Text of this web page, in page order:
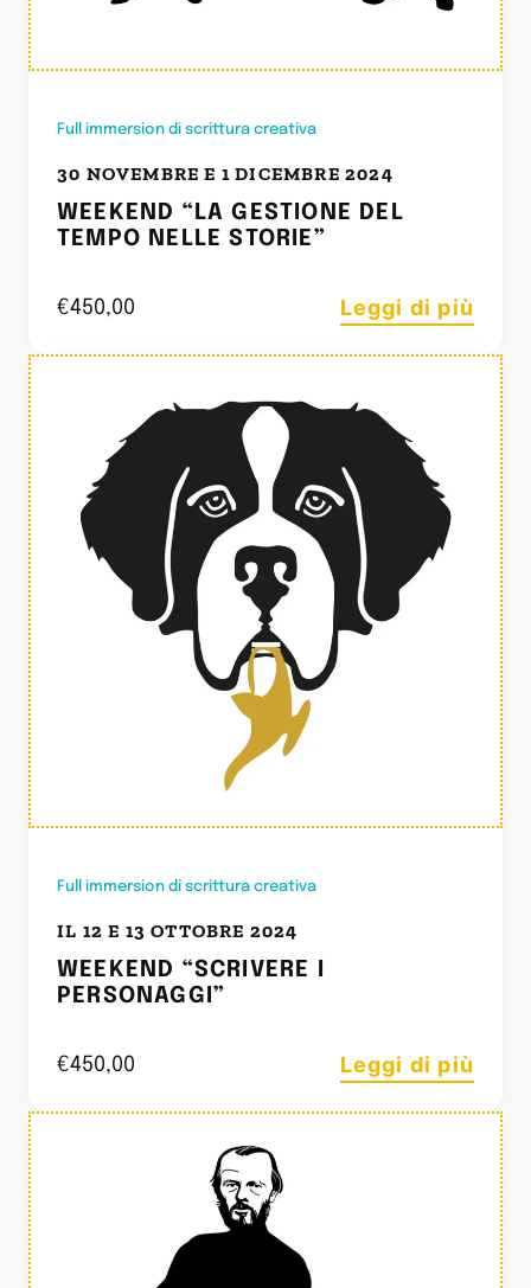
Full immersion di scrittura creativa
30 NOVEMBRE E 1 DICEMBRE 2024
WEEKEND “LA GESTIONE DEL
TEMPO NELLE STORIE”
€450,00 Leggi di più
Full immersion di scrittura creativa
IL 12 E 13 OTTOBRE 2024​
WEEKEND “SCRIVERE I
PERSONAGGI”
€450,00 Leggi di più